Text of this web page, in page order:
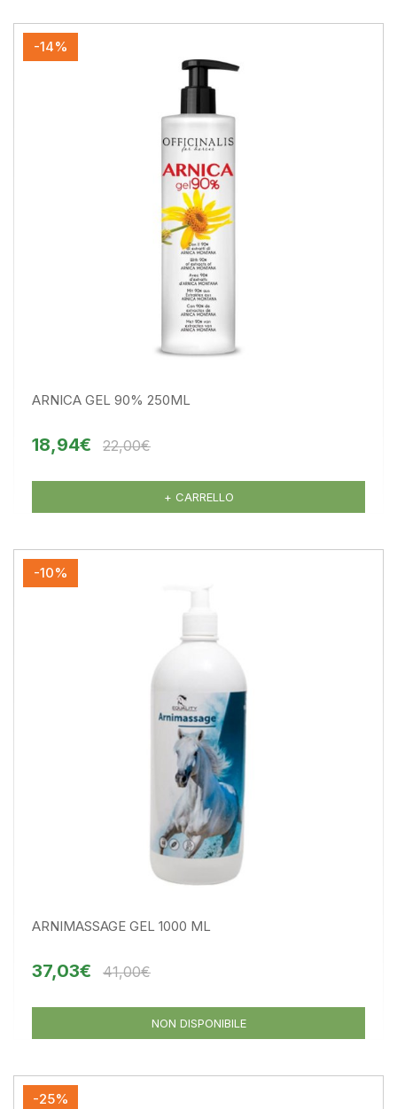
-14%
ARNICA GEL 90% 250ML
18,94€ 22,00€
+ CARRELLO
-10%
ARNIMASSAGE GEL 1000 ML
37,03€ 41,00€
NON DISPONIBILE
-25%